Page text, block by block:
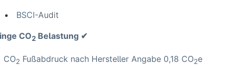
BSCI-Audit
CO2 Belastung ✔︎
CO2 Fußabdruck nach Hersteller Angabe 0,18 CO2e